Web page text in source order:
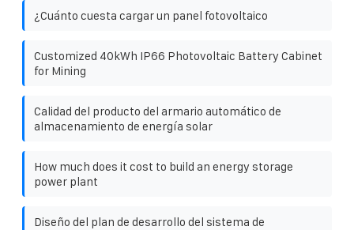
¿Cuánto cuesta cargar un panel fotovoltaico
Customized 40kWh IP66 Photovoltaic Battery Cabinet
for Mining
Calidad del producto del armario automático de
almacenamiento de energía solar
How much does it cost to build an energy storage
power plant
Diseño del plan de desarrollo del sistema de